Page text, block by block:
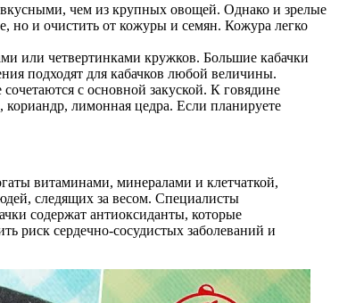
чем из крупных овощей. Однако и зрелые
но и очистить от кожуры и семян. Кожура легко
или четвертинками кружков. Большие кабачки
подходят для кабачков любой величины.
с основной закуской. К говядине
лимонная цедра. Если планируете
витаминами, минералами и клетчаткой,
следящих за весом. Специалисты
содержат антиоксиданты, которые
риск сердечно-сосудистых заболеваний и